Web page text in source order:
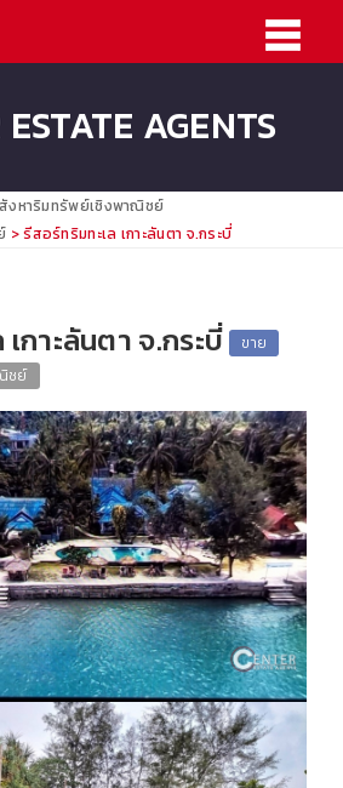
AGENTS
งหาริมทรัพย์เชิงพาณิชย์
รีสอร์ทริมทะเล เกาะลันตา จ.กระบี่
เกาะลันตา จ.กระบี่ ขาย
ชย์